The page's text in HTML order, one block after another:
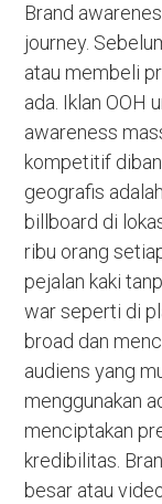
Brand
journey.
atau membeli
ada. Iklan OOH
awareness
kompetitif
geografis
billboard di
ribu orang
pejalan kaki
war seperti di
broad dan
audiens yang
menggunakan
menciptakan
kredibilitas.
besar atau